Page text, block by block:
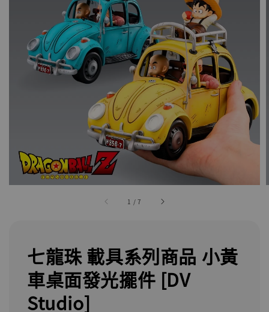
1 /7
七龍珠 載具系列商品 小黃
車桌面發光擺件 [DV
Studio]